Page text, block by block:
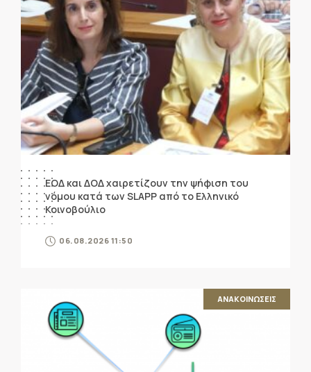
ΕΟΔ και ΔΟΔ χαιρετίζουν την ψήφιση του
νόμου κατά των SLAPP από το Ελληνικό
Κοινοβούλιο
06.08.2026 11:50
ΑΝΑΚΟΙΝΩΣΕΙΣ